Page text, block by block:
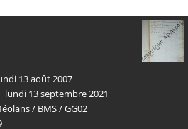
13 août 2007
lundi 13 septembre 2021
/ BMS/GG02